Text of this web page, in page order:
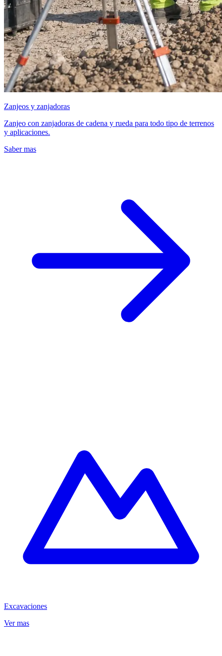
Zanjeos y zanjadoras
Zanjeo con zanjadoras de cadena y rueda para todo tipo de terrenos
y aplicaciones.
Saber mas
Excavaciones
Ver mas